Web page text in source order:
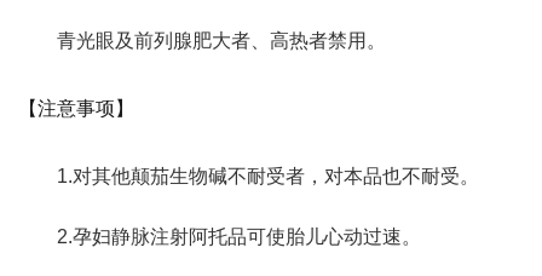
青光眼及前列腺肥大者、高热者禁用。
【注意事项】
1.对其他颠茄生物碱不耐受者，对本品也不耐受。
2.孕妇静脉注射阿托品可使胎儿心动过速。